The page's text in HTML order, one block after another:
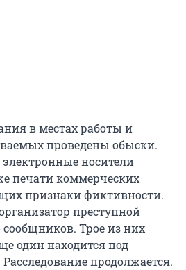
в местах работы и
проведены обыски.
носители
печати коммерческих
признаки фиктивности.
преступной
сообщников. Трое из них
один находится под
продолжается.